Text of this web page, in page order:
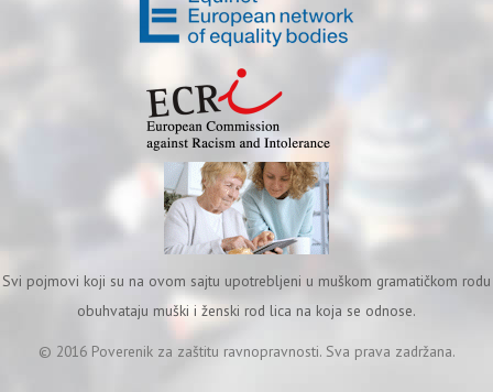
Svi pojmovi koji su na ovom sajtu upotrebljeni u muškom gramatičkom rodu
obuhvataju muški i ženski rod lica na koja se odnose.
© 2016 Poverenik za zaštitu ravnopravnosti. Sva prava zadržana.